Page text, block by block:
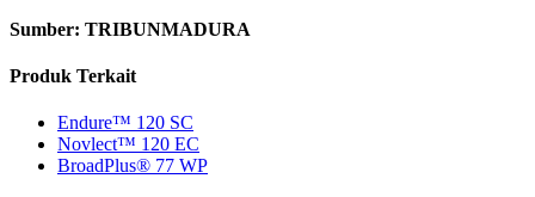
Sumber: TRIBUNMADURA
Produk Terkait
Endure™ 120 SC
Novlect™ 120 EC
BroadPlus® 77 WP